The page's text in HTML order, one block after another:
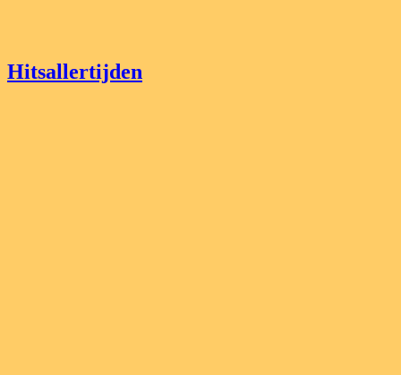
Hitsallertijden